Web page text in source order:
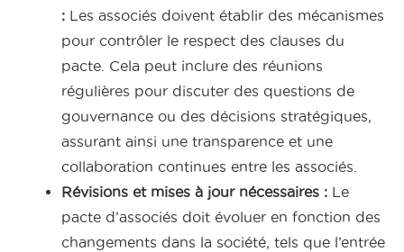
: Les associés doivent établir des mécanismes
pour contrôler le respect des clauses du
pacte. Cela peut inclure des réunions
régulières pour discuter des questions de
gouvernance ou des décisions stratégiques,
assurant ainsi une transparence et une
collaboration continues entre les associés.
Révisions et mises à jour nécessaires : Le
pacte d’associés doit évoluer en fonction des
changements dans la société, tels que l’entrée